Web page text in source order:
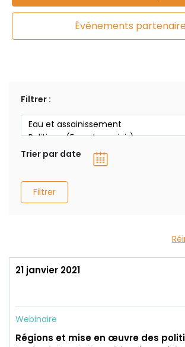
Événements
Filtrer :
Trier par date
Filtrer
21 janvier 2021
Webinaire
Régions et mise en œuvre des